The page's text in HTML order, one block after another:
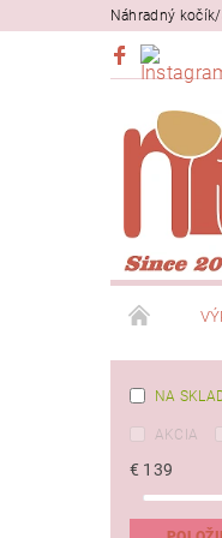
Náhradný
NA
AKCIA
€ 139